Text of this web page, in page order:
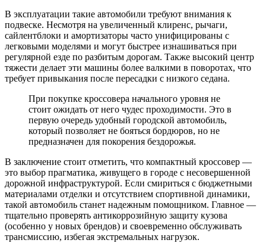
В эксплуатации такие автомобили требуют внимания к
подвеске. Несмотря на увеличенный клиренс, рычаги,
сайлентблоки и амортизаторы часто унифицированы с
легковыми моделями и могут быстрее изнашиваться при
регулярной езде по разбитым дорогам. Также высокий центр
тяжести делает эти машины более валкими в поворотах, что
требует привыкания после пересадки с низкого седана.
При покупке кроссовера начального уровня не
стоит ожидать от него чудес проходимости. Это в
первую очередь удобный городской автомобиль,
который позволяет не бояться бордюров, но не
предназначен для покорения бездорожья.
В заключение стоит отметить, что компактный кроссовер —
это выбор прагматика, живущего в городе с несовершенной
дорожной инфраструктурой. Если смириться с бюджетными
материалами отделки и отсутствием спортивной динамики,
такой автомобиль станет надежным помощником. Главное —
тщательно проверять антикоррозийную защиту кузова
(особенно у новых брендов) и своевременно обслуживать
трансмиссию, избегая экстремальных нагрузок.